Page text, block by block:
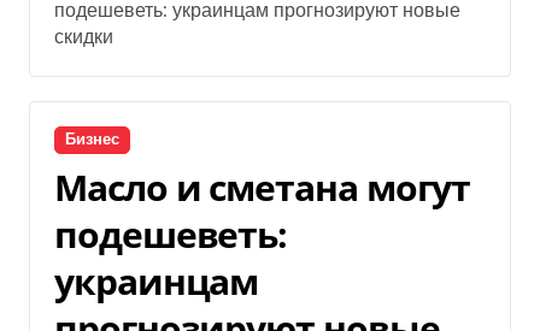
подешеветь: украинцам прогнозируют новые
скидки
Бизнес
Масло и сметана могут
подешеветь:
украинцам